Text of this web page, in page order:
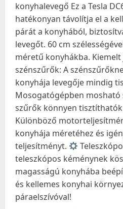
konyhalevegő Ez a Tesla
hatékonyan távolítja el a
párát a konyhából,
levegőt. 60 cm
méretű konyhákba.
szénszűrők: A
konyhája levegője mindig
Mosogatógépben mosható
szűrők könnyen
Különböző
konyhája méretéhez és
teljesítményt.
teleszkópos kéménynek
magasságú konyhába
és kellemes konyhai
páraelszívóval!